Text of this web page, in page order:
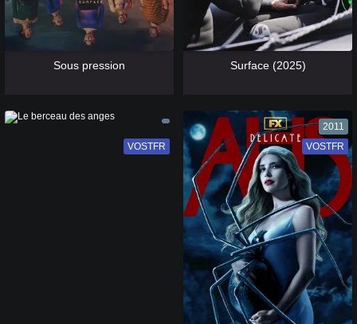
Sous pression Surface (2025)
VF
VOSTFR
2011
VF
VOSTFR